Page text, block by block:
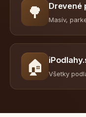
🌳 Drevené
Masív,
🏠 Všetky